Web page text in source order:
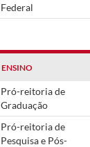
Federal
ENSINO
Pró-reitoria de
Graduação
Pró-reitoria de
Pesquisa e Pós-